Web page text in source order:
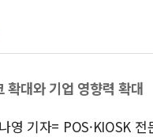
확대와 기업 영향력 확대
영 기자= POS·KIOSK